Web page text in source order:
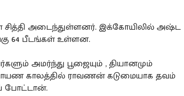
அடைந்துள்ளனர். இக்கோயிலில் அஷ்ட
64 பீடங்கள் உள்ளன.
அமர்ந்து பூஜையும் , தியானமும்
காலத்தில் ராவணன் கடுமையாக தவம்
போட்டான்.